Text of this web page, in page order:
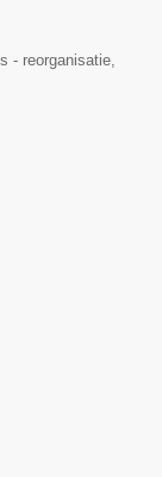
- reorganisatie,